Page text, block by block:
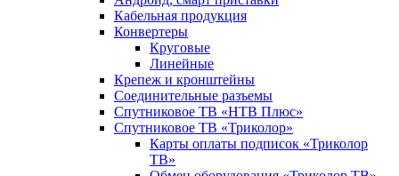
Кабельная продукция
Конвертеры
Круговые
Линейные
Крепеж и кронштейны
Соединительные разъемы
Спутниковое ТВ «НТВ Плюс»
Спутниковое ТВ «Триколор»
Карты оплаты подписок «Триколор
ТВ»